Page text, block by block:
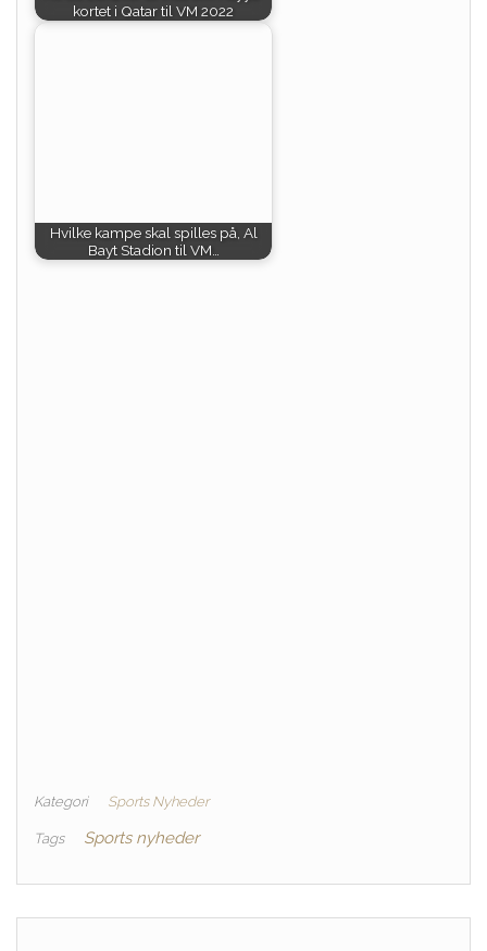
kortet i Qatar til VM 2022
Hvilke kampe skal spilles på, Al
Bayt Stadion til VM…
Kategori Sports Nyheder
Tags Sports nyheder